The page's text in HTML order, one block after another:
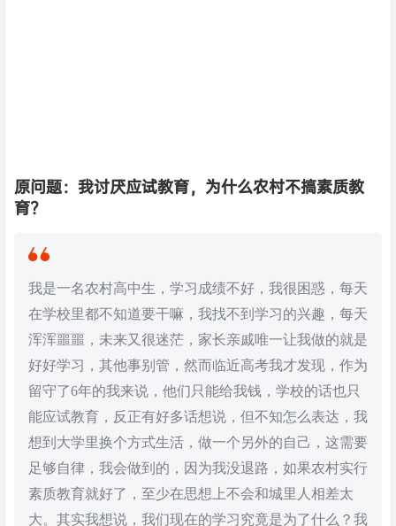
原问题：我讨厌应试教育，为什么农村不搞素质教
育？
我是一名农村高中生，学习成绩不好，我很困惑，每天
在学校里都不知道要干嘛，我找不到学习的兴趣，每天
浑浑噩噩，未来又很迷茫，家长亲戚唯一让我做的就是
好好学习，其他事别管，然而临近高考我才发现，作为
留守了6年的我来说，他们只能给我钱，学校的话也只
能应试教育，反正有好多话想说，但不知怎么表达，我
想到大学里换个方式生活，做一个另外的自己，这需要
足够自律，我会做到的，因为我没退路，如果农村实行
素质教育就好了，至少在思想上不会和城里人相差太
大。其实我想说，我们现在的学习究竟是为了什么？我